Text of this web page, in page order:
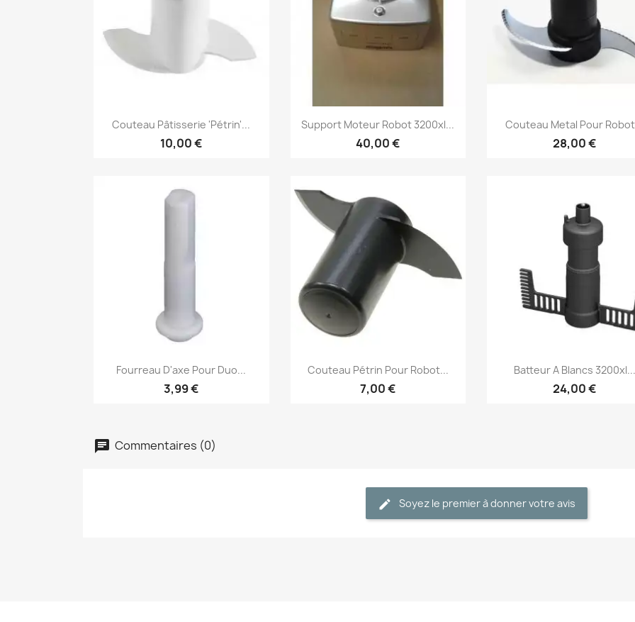
Aperçu rapide
Couteau Pâtisserie 'pétrin'...
10,00 €
Aperçu rapide
Support Moteur Robot 3200xl...
40,00 €
Aperçu rapide
Couteau Metal Pour
28,00 €
Aperçu rapide
Fourreau D'axe Pour Duo...
3,99 €
Aperçu rapide
Couteau Pétrin Pour Robot...
7,00 €
Aperçu rapide
Batteur A Blancs 3200xl...
24,00 €
Commentaires (0)
Soyez le premier à donner votre avis